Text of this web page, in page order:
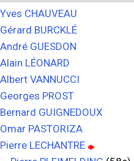
Yves CHAUVEAU
Gérard BURCKLÉ
André GUESDON
Alain LÉONARD
Albert VANNUCCI
Georges PROST
Bernard GUIGNEDOUX
Omar PASTORIZA
Pierre LECHANTRE